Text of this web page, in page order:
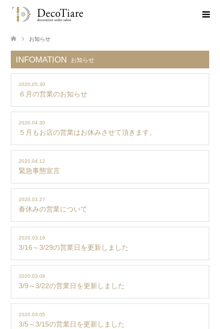
お知らせ
INFOMATION お知らせ
2020.05.30
６月の営業のお知らせ
2020.04.30
５月もお店の営業はお休みさせて頂きます。
2020.04.12
緊急事態宣言
2020.03.27
春休みの営業について
2020.03.16
3/16～3/29の営業日を更新しました
2020.03.09
3/9～3/22の営業日を更新しました
2020.03.05
3/5～3/15の営業日を更新しました